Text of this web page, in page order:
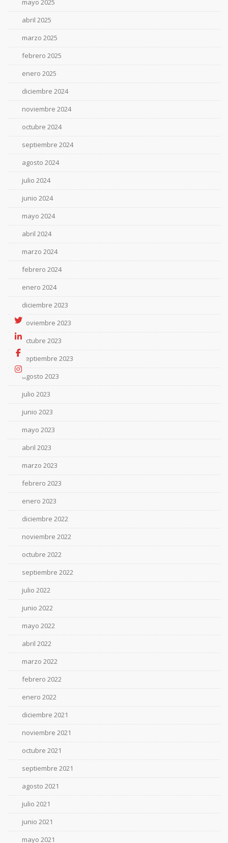
mayo 2025
abril 2025
marzo 2025
febrero 2025
enero 2025
diciembre 2024
noviembre 2024
octubre 2024
septiembre 2024
agosto 2024
julio 2024
junio 2024
mayo 2024
abril 2024
marzo 2024
febrero 2024
enero 2024
diciembre 2023
noviembre 2023
octubre 2023
septiembre 2023
agosto 2023
julio 2023
junio 2023
mayo 2023
abril 2023
marzo 2023
febrero 2023
enero 2023
diciembre 2022
noviembre 2022
octubre 2022
septiembre 2022
julio 2022
junio 2022
mayo 2022
abril 2022
marzo 2022
febrero 2022
enero 2022
diciembre 2021
noviembre 2021
octubre 2021
septiembre 2021
agosto 2021
julio 2021
junio 2021
mayo 2021